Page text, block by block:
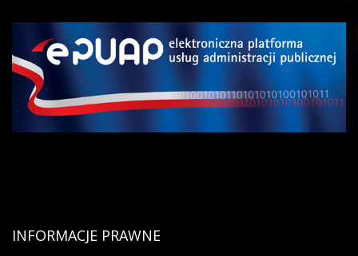
INFORMACJE PRAWNE